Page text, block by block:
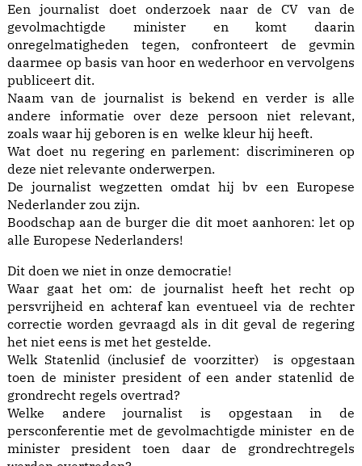
Een journalist doet onderzoek naar de CV van de
gevolmachtigde minister en komt daarin
onregelmatigheden tegen, confronteert de gevmin
daarmee op basis van hoor en wederhoor en vervolgens
publiceert dit.
Naam van de journalist is bekend en verder is alle
andere informatie over deze persoon niet relevant,
zoals waar hij geboren is en welke kleur hij heeft.
Wat doet nu regering en parlement: discrimineren op
deze niet relevante onderwerpen.
De journalist wegzetten omdat hij bv een Europese
Nederlander zou zijn.
Boodschap aan de burger die dit moet aanhoren: let op
alle Europese Nederlanders!
Dit doen we niet in onze democratie!
Waar gaat het om: de journalist heeft het recht op
persvrijheid en achteraf kan eventueel via de rechter
correctie worden gevraagd als in dit geval de regering
het niet eens is met het gestelde.
Welk Statenlid (inclusief de voorzitter) is opgestaan
toen de minister president of een ander statenlid de
grondrecht regels overtrad?
Welke andere journalist is opgestaan in de
persconferentie met de gevolmachtigde minister en de
minister president toen daar de grondrechtregels